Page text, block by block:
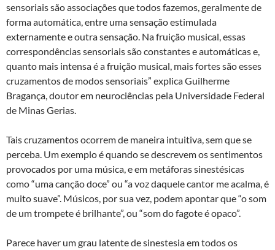
sensoriais são associações que todos fazemos, geralmente de
forma automática, entre uma sensação estimulada
externamente e outra sensação. Na fruição musical, essas
correspondências sensoriais são constantes e automáticas e,
quanto mais intensa é a fruição musical, mais fortes são esses
cruzamentos de modos sensoriais” explica Guilherme
Bragança, doutor em neurociências pela Universidade Federal
de Minas Gerias.
Tais cruzamentos ocorrem de maneira intuitiva, sem que se
perceba. Um exemplo é quando se descrevem os sentimentos
provocados por uma música, e em metáforas sinestésicas
como “uma canção doce” ou “a voz daquele cantor me acalma, é
muito suave”. Músicos, por sua vez, podem apontar que “o som
de um trompete é brilhante”, ou “som do fagote é opaco”.
Parece haver um grau latente de sinestesia em todos os